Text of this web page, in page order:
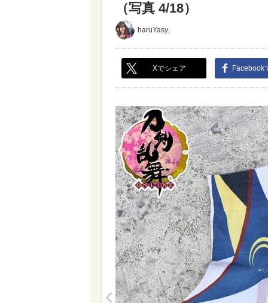
（写真 4/18）
haruYasy.
Xでシェア Facebook